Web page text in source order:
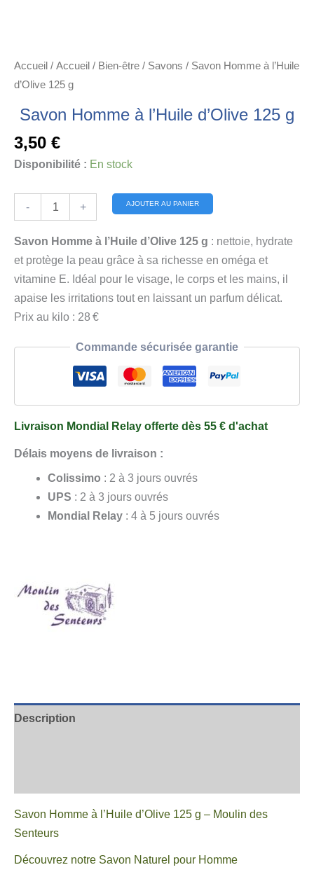
Accueil / Accueil / Bien-être / Savons / Savon Homme à l’Huile
d’Olive 125 g
Savon Homme à l’Huile d’Olive 125 g
3,50 €
Disponibilité : En stock
-
de
Savon
Homme
à
l'Huile
d'Olive
+ AJOUTER AU PANIER
Savon Homme à l’Huile d’Olive 125 g : nettoie, hydrate
et protège la peau grâce à sa richesse en oméga et
vitamine E. Idéal pour le visage, le corps et les mains, il
apaise les irritations tout en laissant un parfum délicat.
Prix au kilo : 28 €
Commande sécurisée garantie
Livraison Mondial Relay offerte dès 55 € d'achat
Délais moyens de livraison :
Colissimo : 2 à 3 jours ouvrés
UPS : 2 à 3 jours ouvrés
Mondial Relay : 4 à 5 jours ouvrés
Description
Savon Homme à l’Huile d’Olive 125 g – Moulin des
Senteurs
Découvrez notre Savon Naturel pour Homme